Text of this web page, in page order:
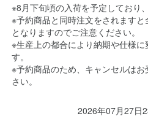
※8月下旬頃の入荷を予定しており
※予約商品と同時注文をされます
となりますのでご注意ください。
※生産上の都合により納期や仕様
す。
※予約商品のため、キャンセルは
さい。
2026年07月27日